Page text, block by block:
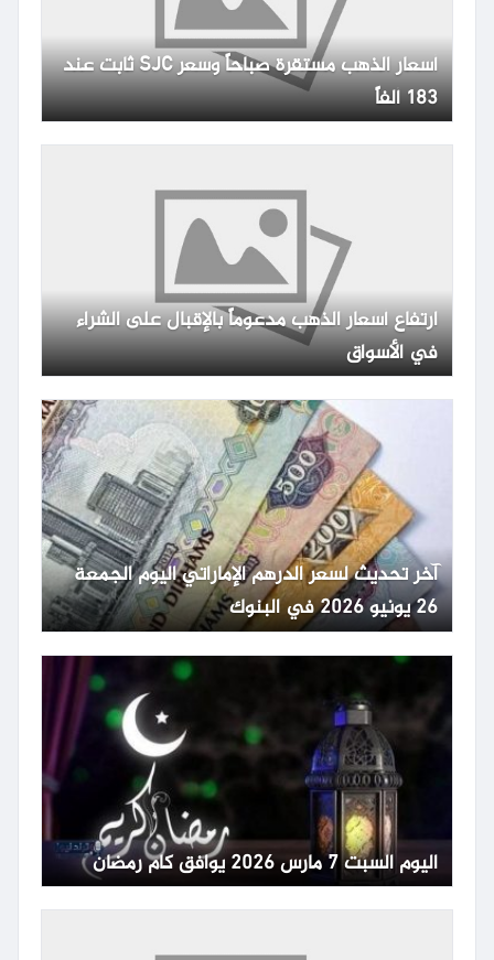
أسعار الذهب مستقرة صباحاً وسعر SJC ثابت عند
183 ألفاً
ارتفاع أسعار الذهب مدعوماً بالإقبال على الشراء
في الأسواق
آخر تحديث لسعر الدرهم الإماراتي اليوم الجمعة
26 يونيو 2026 في البنوك
اليوم السبت 7 مارس 2026 يوافق كام رمضان